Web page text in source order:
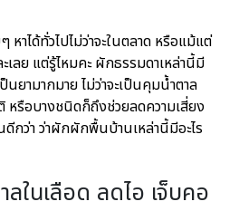
ได้ทั่วไปไม่ว่าจะในตลาด หรือแม้แต่
ลย แต่รู้ไหมคะ ผักธรรมดาเหล่านี้มี
ยามากมาย ไม่ว่าจะเป็นคุมน้ำตาล
รือบางชนิดก็ถึงช่วยลดความเสี่ยง
ดีกว่า ว่าผักผักพื้นบ้านเหล่านี้มีอะไร
ลในเลือด ลดไอ เจ็บคอ